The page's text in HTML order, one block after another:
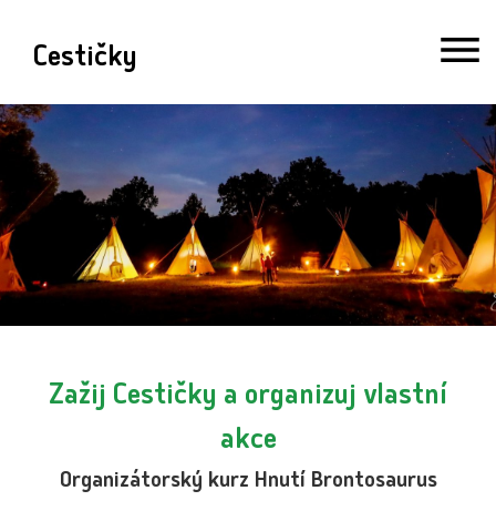
Cestičky
Zažij Cestičky a organizuj vlastní
akce
Organizátorský kurz Hnutí Brontosaurus